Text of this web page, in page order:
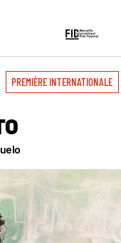
PREMIÈRE INTERNATIONALE